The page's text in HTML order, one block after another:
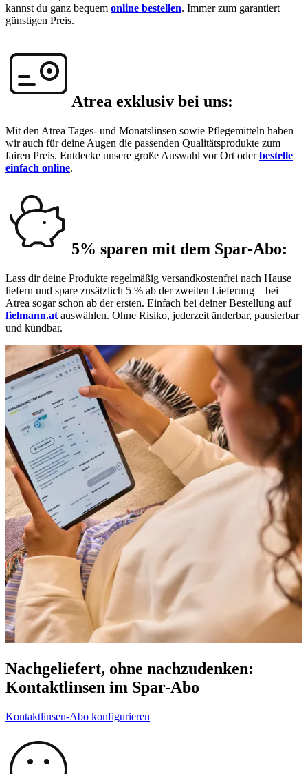
kannst du ganz bequem online bestellen. Immer zum garantiert
günstigen Preis.
Atrea exklusiv bei uns:
Mit den Atrea Tages- und Monatslinsen sowie Pflegemitteln haben
wir auch für deine Augen die passenden Qualitätsprodukte zum
fairen Preis. Entdecke unsere große Auswahl vor Ort oderbestelle
einfach online.
5% sparen mit dem Spar-Abo:
Lass dir deine Produkte regelmäßig versandkostenfrei nach Hause
liefern und spare zusätzlich 5 % ab der zweiten Lieferung – bei
Atrea sogar schon ab der ersten. Einfach bei deiner Bestellung auf
fielmann.at auswählen. Ohne Risiko, jederzeit änderbar, pausierbar
und kündbar.
Nachgeliefert, ohne nachzudenken:
Kontaktlinsen im Spar-Abo
Kontaktlinsen-Abo konfigurieren